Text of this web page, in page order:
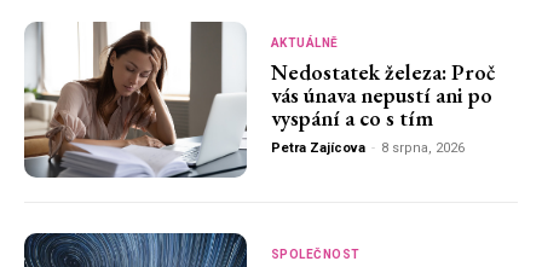
AKTUÁLNĚ
Nedostatek železa: Proč
vás únava nepustí ani po
vyspání a co s tím
Petra Zajícova - 8 srpna, 2026
SPOLEČNOST